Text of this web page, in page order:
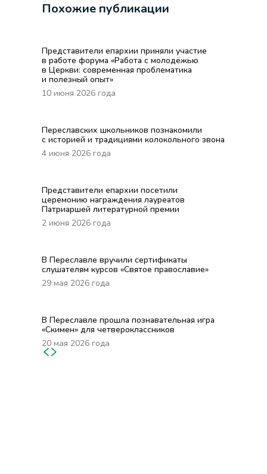
Похожие публикации
Представители епархии приняли участие
в работе форума «Работа с молодёжью
в Церкви: современная проблематика
и полезный опыт»
10 июня 2026 года
Переславских школьников познакомили
с историей и традициями колокольного звона
4 июня 2026 года
Представители епархии посетили
церемонию награждения лауреатов
Патриаршей литературной премии
2 июня 2026 года
В Переславле вручили сертификаты
слушателям курсов «Святое православие»
29 мая 2026 года
В Переславле прошла познавательная игра
«Скимен» для четвероклассников
20 мая 2026 года